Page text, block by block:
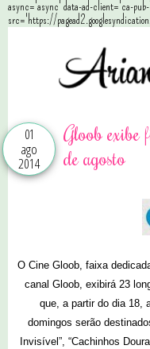
async='async' data-ad-client='ca-
src='https://
01
ago
2014
Gloob exibe
de agosto
O Cine Gloob, faixa
canal Gloob, exibirá 23
que, a partir do dia 18,
domingos serão
Invisível”, “Cachinhos